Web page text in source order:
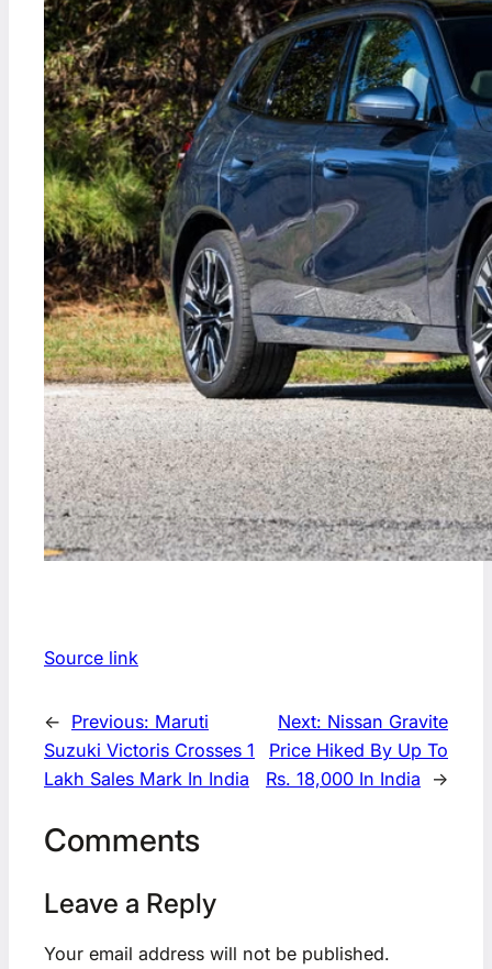
Source link
← Previous: Maruti
Suzuki Victoris Crosses 1
Lakh Sales Mark In India
Next: Nissan Gravite
Price Hiked By Up To
Rs. 18,000 In India
→
Comments
Leave a Reply
Your email address will not be published.